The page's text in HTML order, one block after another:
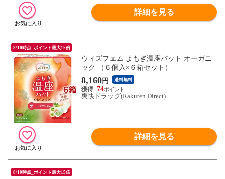
詳細を見る
8/10時点_ポイント最大15倍
ウィズフェム よもぎ温座パット オーガニ
ック （６個入×６箱セット）
8,160円 送料無料
74
爽快ドラッグ(Rakuten Direct)
詳細を見る
8/10時点_ポイント最大15倍